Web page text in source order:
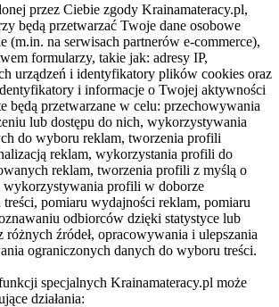
przez Ciebie zgody Krainamateracy.pl,
będą przetwarzać Twoje dane osobowe
(m.in. na serwisach partnerów e-commerce),
formularzy, takie jak: adresy IP,
urządzeń i identyfikatory plików cookies oraz
i informacje o Twojej aktywności
będą przetwarzane w celu: przechowywania
lub dostępu do nich, wykorzystywania
do wyboru reklam, tworzenia profili
reklam, wykorzystania profili do
reklam, tworzenia profili z myślą o
wykorzystywania profili w doborze
treści, pomiaru wydajności reklam, pomiaru
odbiorców dzięki statystyce lub
źródeł, opracowywania i ulepszania
ograniczonych danych do wyboru treści.
specjalnych Krainamateracy.pl może
działania: